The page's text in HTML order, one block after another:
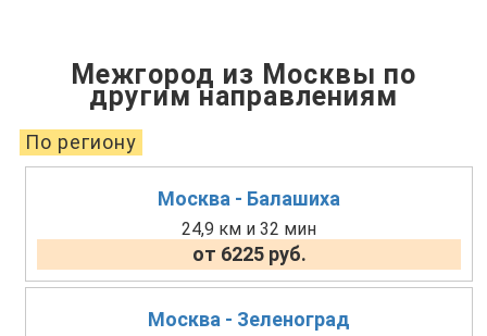
Межгород из Москвы по
другим направлениям
По региону
Москва - Балашиха
24,9 км и 32 мин
от 6225 руб.
Москва - Зеленоград